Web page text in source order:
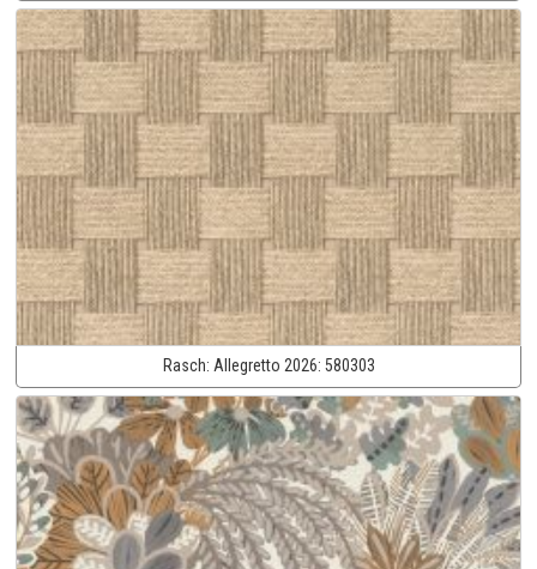
Rasch: Allegretto 2026: 580303